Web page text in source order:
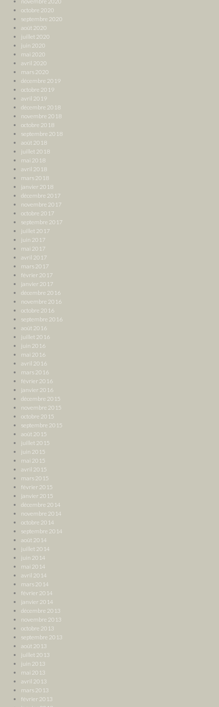
octobre 2020
septembre 2020
août 2020
juillet 2020
juin 2020
mai 2020
avril 2020
mars 2020
décembre 2019
octobre 2019
avril 2019
décembre 2018
novembre 2018
octobre 2018
septembre 2018
août 2018
juillet 2018
mai 2018
avril 2018
mars 2018
janvier 2018
décembre 2017
novembre 2017
octobre 2017
septembre 2017
juillet 2017
juin 2017
mai 2017
avril 2017
mars 2017
février 2017
janvier 2017
décembre 2016
novembre 2016
octobre 2016
septembre 2016
août 2016
juillet 2016
juin 2016
mai 2016
avril 2016
mars 2016
février 2016
janvier 2016
décembre 2015
novembre 2015
octobre 2015
septembre 2015
août 2015
juillet 2015
juin 2015
mai 2015
avril 2015
mars 2015
février 2015
janvier 2015
décembre 2014
novembre 2014
octobre 2014
septembre 2014
août 2014
juillet 2014
juin 2014
mai 2014
avril 2014
mars 2014
février 2014
janvier 2014
décembre 2013
novembre 2013
octobre 2013
septembre 2013
août 2013
juillet 2013
juin 2013
mai 2013
avril 2013
mars 2013
février 2013